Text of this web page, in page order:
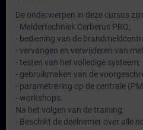
De onderwerpen in deze cursus
- Meldertechniek Cerberus PRO;
- bediening van de
- vervangen en verwijderen van
- testen van het volledige systeem;
- gebruikmaken van de
- parametrering op de centrale
- workshops.
Na het volgen van de training:
- Beschikt de deelnemer over alle